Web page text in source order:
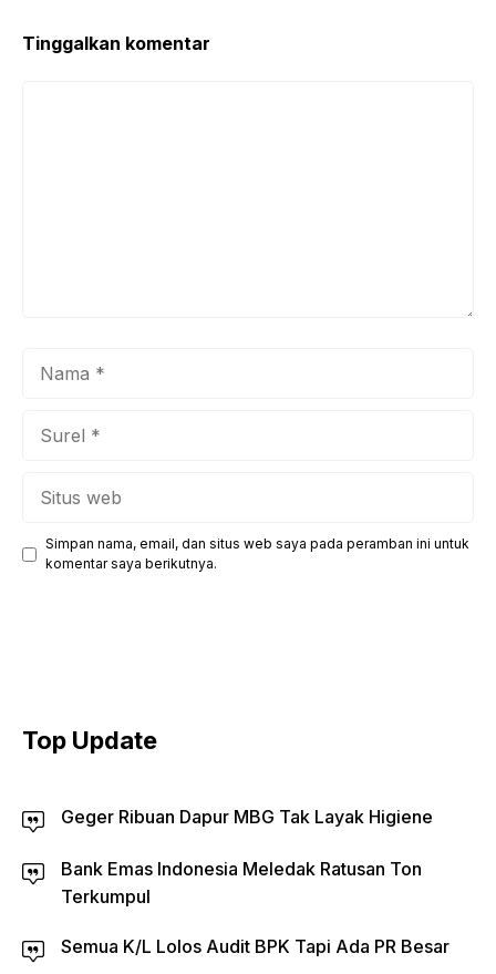
Tinggalkan komentar
Simpan nama, email, dan situs web saya pada peramban ini untuk
komentar saya berikutnya.
Top Update
Geger Ribuan Dapur MBG Tak Layak Higiene
Bank Emas Indonesia Meledak Ratusan Ton
Terkumpul
Semua K/L Lolos Audit BPK Tapi Ada PR Besar